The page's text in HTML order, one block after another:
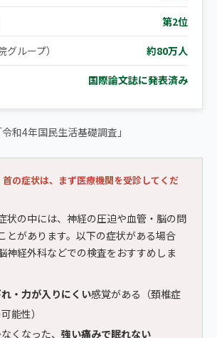
第2位
ループ） 約80万人
国際論文誌に発表済み
和4年国民生活基礎調査」
首の症状は、まず医療機関を受診してくだ
状の中には、神経の圧迫や血管・脳の問
とがあります。以下の症状がある場合
神経外科などでの検査をおすすめしま
・力が入りにくい感覚がある（頚椎症
能性）
くなった、 強い痛みで眠れない